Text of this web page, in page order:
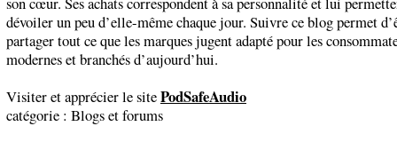
dévoiler un peu d’elle-même chaque jour. Suivre ce blog permet
partager tout ce que les marques jugent adapté pour les
modernes et branchés d’aujourd’hui.
Visiter et apprécier le sitePodSafeAudio
catégorie : Blogs et forums